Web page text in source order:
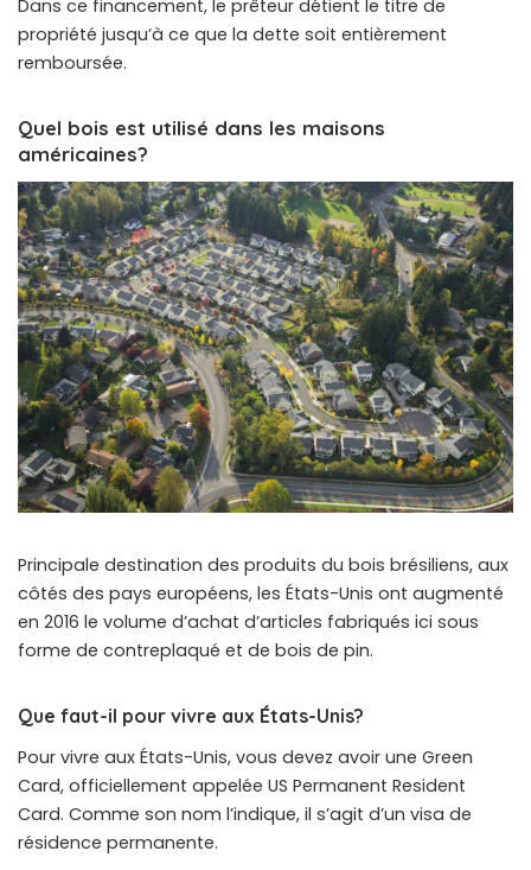
Dans ce financement, le prêteur détient le titre de
propriété jusqu’à ce que la dette soit entièrement
remboursée.
Quel bois est utilisé dans les maisons
américaines?
Principale destination des produits du bois brésiliens, aux
côtés des pays européens, les États-Unis ont augmenté
en 2016 le volume d’achat d’articles fabriqués ici sous
forme de contreplaqué et de bois de pin.
Que faut-il pour vivre aux États-Unis?
Pour vivre aux États-Unis, vous devez avoir une Green
Card, officiellement appelée US Permanent Resident
Card. Comme son nom l’indique, il s’agit d’un visa de
résidence permanente.